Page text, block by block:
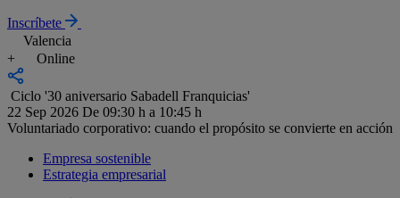
Inscríbete
Valencia
+
Online
Ciclo '30 aniversario Sabadell Franquicias'
22 Sep 2026 De 09:30 h a 10:45 h
Voluntariado corporativo: cuando el propósito se convierte en acción
Empresa sostenible
Estrategia empresarial